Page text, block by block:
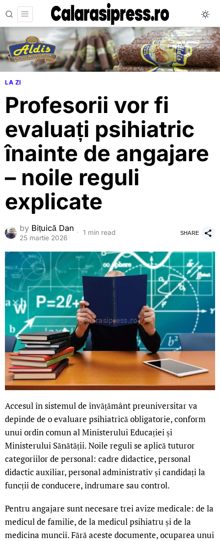
LA ZI
Profesorii vor fi
evaluați psihiatric
înainte de angajare
– noile reguli
explicate
by Bițuică Dan
25 martie 2026
1 min read SHARE
Accesul în sistemul de învățământ preuniversitar va
depinde de o evaluare psihiatrică obligatorie, conform
unui ordin comun al Ministerului Educației și
Ministerului Sănătății. Noile reguli se aplică tuturor
categoriilor de personal: cadre didactice, personal
didactic auxiliar, personal administrativ și candidați la
funcții de conducere, îndrumare sau control.
Pentru angajare sunt necesare trei avize medicale: de la
medicul de familie, de la medicul psihiatru și de la
medicina muncii. Fără aceste documente, ocuparea unui